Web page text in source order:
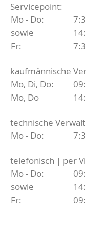
Servicepoint:
Mo - Do:
sowie
Fr:
kaufmännische
Mo, Di, Do:
Mo, Do
technische
Mo - Do:
telefonisch | per
Mo - Do:
sowie
Fr: